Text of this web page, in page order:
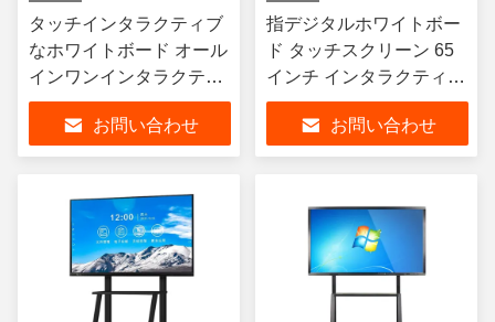
タッチインタラクティブ
なホワイトボード オール
インワンインタラクティ
ブなデジタルタッチスク
リーンボードお問い合わせ
指デジタルホワイトボー
ド タッチスクリーン 65
インチ インタラクティブ
な教材ボード プロジェク
お問い合わせ